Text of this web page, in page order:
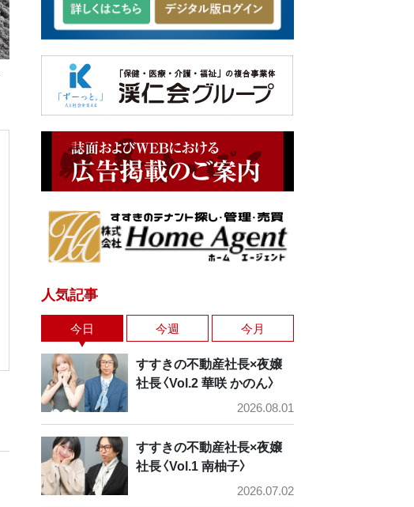
人気記事
今日 今週 今月
すすきの不動産社長×夜嬢
社長〈Vol.2 華咲 かのん〉
2026.08.01
すすきの不動産社長×夜嬢
社長〈Vol.1 南柚子〉
2026.07.02